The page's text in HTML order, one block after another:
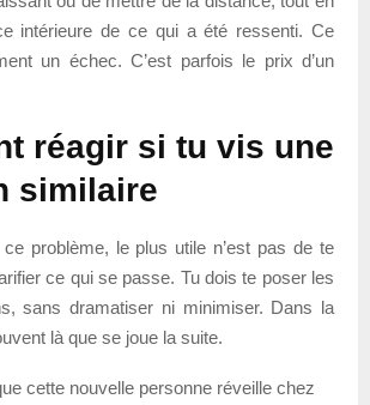
intérieure de ce qui a été ressenti. Ce
un échec. C’est parfois le prix d’un
réagir si tu vis une
similaire
problème, le plus utile n’est pas de te
ce qui se passe. Tu dois te poser les
sans dramatiser ni minimiser. Dans la
là que se joue la suite.
cette nouvelle personne réveille chez